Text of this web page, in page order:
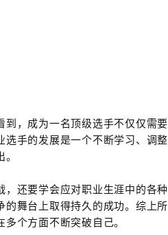
，成为一名顶级选手不仅仅需要
手的发展是一个不断学习、调整
还要学会应对职业生涯中的各种
舞台上取得持久的成功。综上所
个方面不断突破自己。